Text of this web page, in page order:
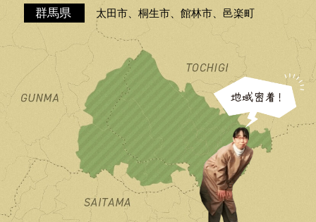
群馬県 太田市、桐生市、館林市、邑楽町